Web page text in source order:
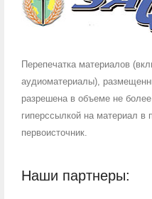
Перепечатка материалов
аудиоматериалы),
разрешена в объеме не
гиперссылкой на материал в
первоисточник.
Наши партнеры: